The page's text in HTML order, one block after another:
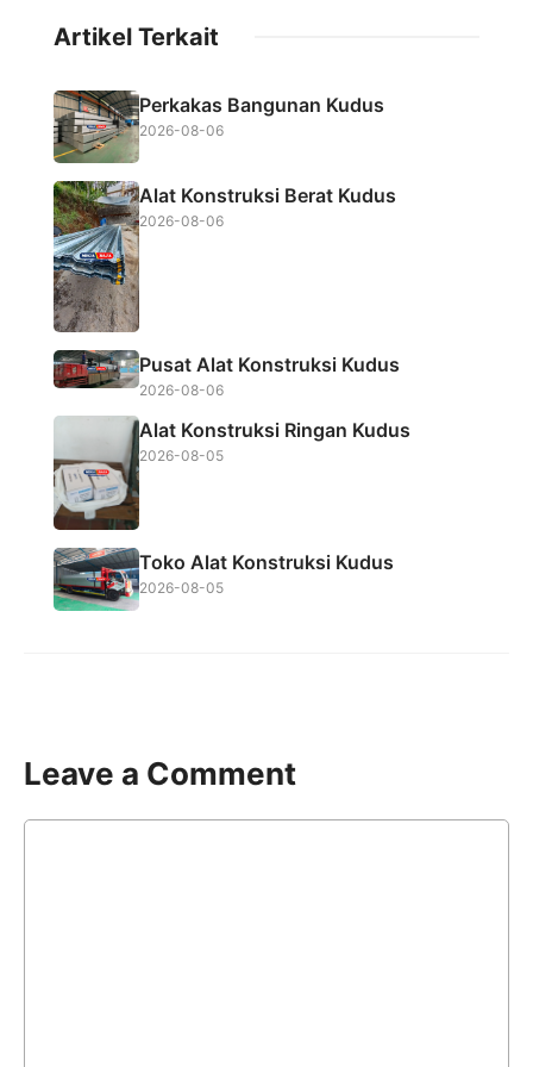
e
b
o
o
k
t
e
t
A
p
Artikel Terkait
Perkakas Bangunan Kudus
2026-08-06
Alat Konstruksi Berat Kudus
2026-08-06
Pusat Alat Konstruksi Kudus
2026-08-06
Alat Konstruksi Ringan Kudus
2026-08-05
Toko Alat Konstruksi Kudus
2026-08-05
Leave a Comment
Comment